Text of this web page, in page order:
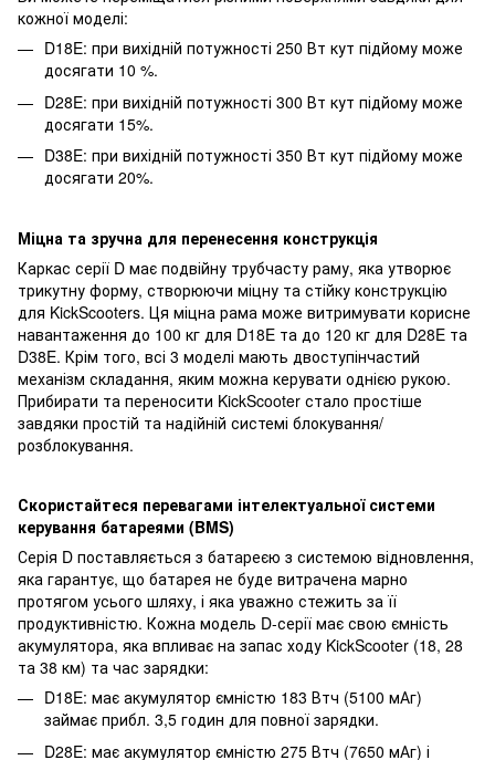
кожної моделі:
D18E: при вихідній потужності 250 Вт кут підйому може
досягати 10 %.
D28E: при вихідній потужності 300 Вт кут підйому може
досягати 15%.
D38E: при вихідній потужності 350 Вт кут підйому може
досягати 20%.
Міцна та зручна для перенесення конструкція
Каркас серії D має подвійну трубчасту раму, яка утворює
трикутну форму, створюючи міцну та стійку конструкцію
для KickScooters. Ця міцна рама може витримувати корисне
навантаження до 100 кг для D18E та до 120 кг для D28E та
D38E. Крім того, всі 3 моделі мають двоступінчастий
механізм складання, яким можна керувати однією рукою.
Прибирати та переносити KickScooter стало простіше
завдяки простій та надійній системі блокування/
розблокування.
Скористайтеся перевагами інтелектуальної системи
керування батареями (BMS)
Серія D поставляється з батареєю з системою відновлення,
яка гарантує, що батарея не буде витрачена марно
протягом усього шляху, і яка уважно стежить за її
продуктивністю. Кожна модель D-серії має свою ємність
акумулятора, яка впливає на запас ходу KickScooter (18, 28
та 38 км) та час зарядки:
D18E: має акумулятор ємністю 183 Втч (5100 мАг)
займає прибл. 3,5 годин для повної зарядки.
D28E: має акумулятор ємністю 275 Втч (7650 мАг) і